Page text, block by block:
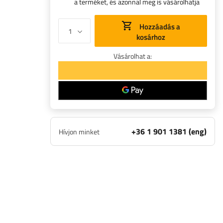
kosárhoz
Vásárolhat a:
Hívjon minket +36 1 901 1381 (eng)